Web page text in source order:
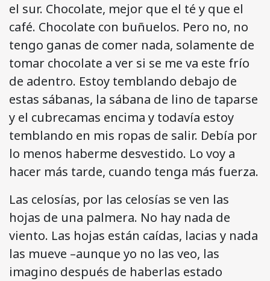
el sur. Chocolate, mejor que el té y que el
café. Chocolate con buñuelos. Pero no, no
tengo ganas de comer nada, solamente de
tomar chocolate a ver si se me va este frío
de adentro. Estoy temblando debajo de
estas sábanas, la sábana de lino de taparse
y el cubrecamas encima y todavía estoy
temblando en mis ropas de salir. Debía por
lo menos haberme desvestido. Lo voy a
hacer más tarde, cuando tenga más fuerza.
Las celosías, por las celosías se ven las
hojas de una palmera. No hay nada de
viento. Las hojas están caídas, lacias y nada
las mueve –aunque yo no las veo, las
imagino después de haberlas estado